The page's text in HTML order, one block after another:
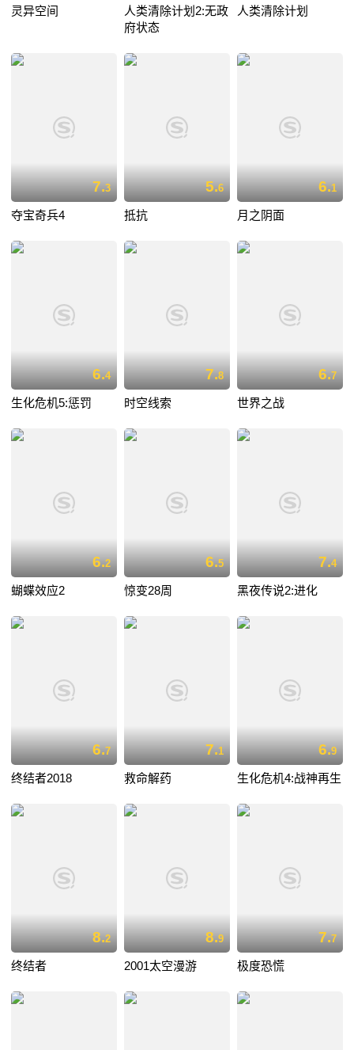
灵异空间
人类清除计划2:无政
府状态
人类清除计划
7.3
夺宝奇兵4
5.6
抵抗
6.1
月之阴面
6.4
生化危机5:惩罚
7.8
时空线索
6.7
世界之战
6.2
蝴蝶效应2
6.5
惊变28周
7.4
黑夜传说2:进化
6.7
终结者2018
7.1
救命解药
6.9
生化危机4:战神再生
8.2
终结者
8.9
2001太空漫游
7.7
极度恐慌